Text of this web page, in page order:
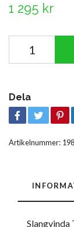
1 295 kr
Dela
Artikelnummer: 198